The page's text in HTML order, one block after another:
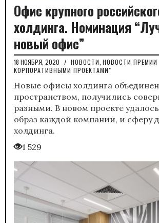
Офис крупного
холдинга. Номинация
новый офис”
18 НОЯБРЯ, 2020 / НОВОСТИ НОВОСТИ ПРЕМИИ
КОРПОРАТИВНЫМИ ПРОЕКТАМИ"
Новые офисы холдинга
пространством, получились
разными. В новом проекте
образ каждой компании, и сферу
холдинга.
1 529